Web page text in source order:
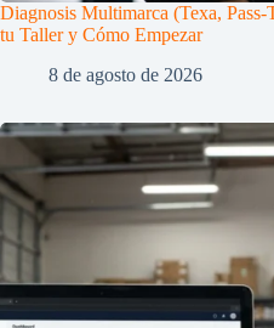
Diagnosis Multimarca (Texa,
tu Taller y Cómo Empezar
8 de agosto de 2026